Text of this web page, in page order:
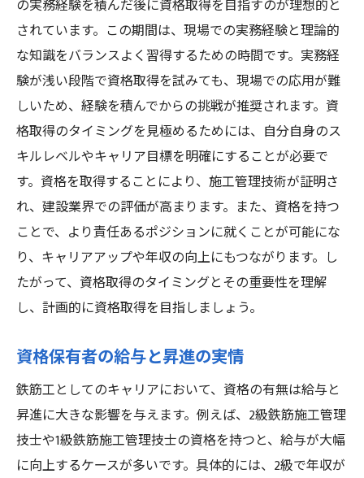
の実務経験を積んだ後に資格取得を目指すのが理想的と
されています。この期間は、現場での実務経験と理論的
な知識をバランスよく習得するための時間です。実務経
験が浅い段階で資格取得を試みても、現場での応用が難
しいため、経験を積んでからの挑戦が推奨されます。資
格取得のタイミングを見極めるためには、自分自身のス
キルレベルやキャリア目標を明確にすることが必要で
す。資格を取得することにより、施工管理技術が証明さ
れ、建設業界での評価が高まります。また、資格を持つ
ことで、より責任あるポジションに就くことが可能にな
り、キャリアアップや年収の向上にもつながります。し
たがって、資格取得のタイミングとその重要性を理解
し、計画的に資格取得を目指しましょう。
資格保有者の給与と昇進の実情
鉄筋工としてのキャリアにおいて、資格の有無は給与と
昇進に大きな影響を与えます。例えば、2級鉄筋施工管理
技士や1級鉄筋施工管理技士の資格を持つと、給与が大幅
に向上するケースが多いです。具体的には、2級で年収が